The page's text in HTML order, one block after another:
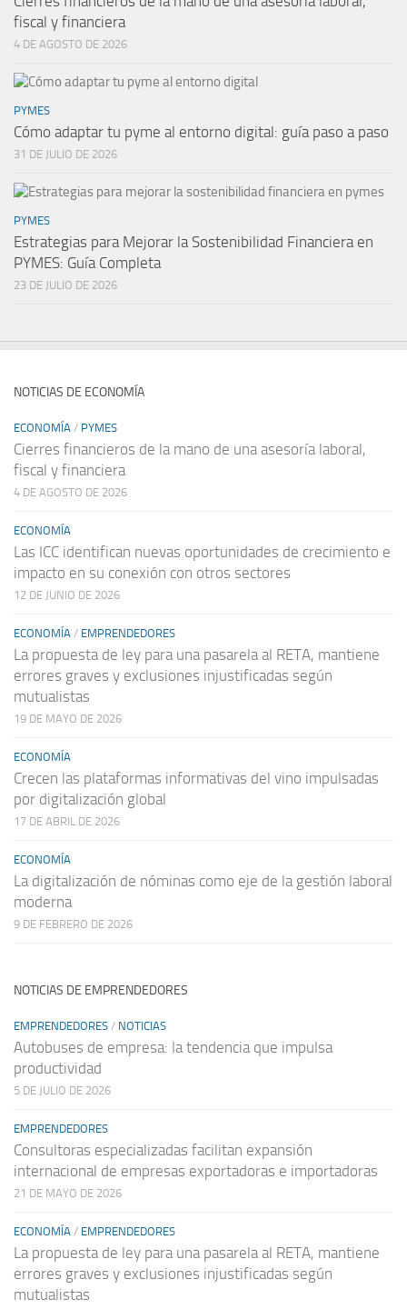
fiscal y financiera
4 DE AGOSTO DE 2026
PYMES
Cómo adaptar tu pyme al entorno digital: guía paso a paso
31 DE JULIO DE 2026
PYMES
Estrategias para Mejorar la Sostenibilidad Financiera en
PYMES: Guía Completa
23 DE JULIO DE 2026
NOTICIAS DE ECONOMÍA
ECONOMÍA / PYMES
Cierres financieros de la mano de una asesoría laboral,
fiscal y financiera
4 DE AGOSTO DE 2026
ECONOMÍA
Las ICC identifican nuevas oportunidades de crecimiento e
impacto en su conexión con otros sectores
12 DE JUNIO DE 2026
ECONOMÍA / EMPRENDEDORES
La propuesta de ley para una pasarela al RETA, mantiene
errores graves y exclusiones injustificadas según
mutualistas
19 DE MAYO DE 2026
ECONOMÍA
Crecen las plataformas informativas del vino impulsadas
por digitalización global
17 DE ABRIL DE 2026
ECONOMÍA
La digitalización de nóminas como eje de la gestión laboral
moderna
9 DE FEBRERO DE 2026
NOTICIAS DE EMPRENDEDORES
EMPRENDEDORES / NOTICIAS
Autobuses de empresa: la tendencia que impulsa
productividad
5 DE JULIO DE 2026
EMPRENDEDORES
Consultoras especializadas facilitan expansión
internacional de empresas exportadoras e importadoras
21 DE MAYO DE 2026
ECONOMÍA / EMPRENDEDORES
La propuesta de ley para una pasarela al RETA, mantiene
errores graves y exclusiones injustificadas según
mutualistas